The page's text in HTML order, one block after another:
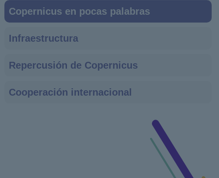
Main
navigation
Copernicus en pocas palabras
Infraestructura
Repercusión de Copernicus
Cooperación internacional